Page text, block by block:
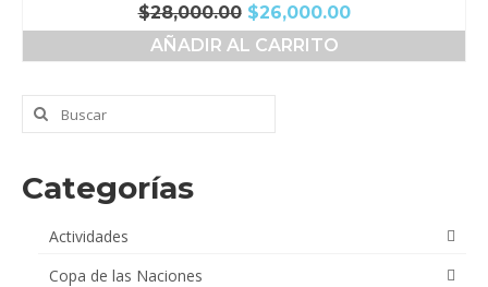
$28,000.00 El
precio
original
$28,000.00.
$26,000.00El
precio
AÑADIR AL CARRITO
Buscar
por:
Categorías
Actividades
Copa de las Naciones